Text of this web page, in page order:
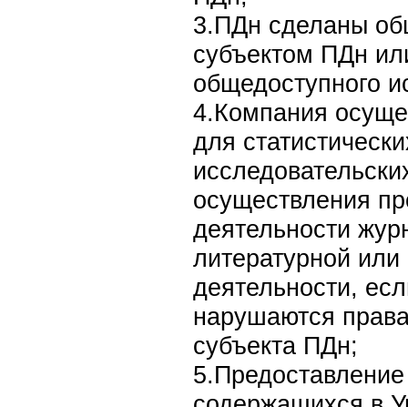
3.ПДн сделаны
субъектом ПДн
общедоступного
4.Компания
для
осуществления
деятельности
литературной или
деятельности,
нарушаются
субъекта ПДн;